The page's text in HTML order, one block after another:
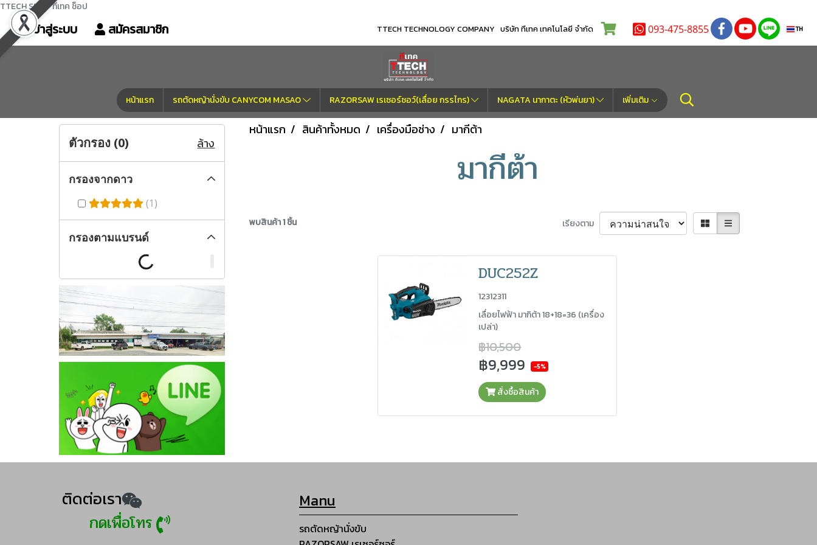
TTECH SHOP ทีเทค ช็อป
เข้าสู่ระบบ สมัครสมาชิก TTECH TECHNOLOGY COMPANY บริษัท ทีเทค เทคโนโลยี จำกัด 093-475-8855 TH
หน้าแรก รถตัดหญ้านั่งขับ CANYCOM MASAO RAZORSAW เรเซอร์ซอว์(เลื่อย กรรไกร) NAGATA นากาตะ (หัวพ่นยา) เพิ่มเติม
หน้าแรก สินค้าทั้งหมด เครื่องมือช่าง มากีต้า
มากีต้า
พบสินค้า 1 ชิ้น เรียงตาม
DUC252Z
12312311
เลื่อยไฟฟ้า มากิต้า 18+18=36 (เครื่อง
เปล่า)
฿10,500
฿9,999 -5%
สั่งซื้อสินค้า
ตัวกรอง (0) ล้าง
กรองจากดาว
(1)
กรองตามแบรนด์
ติดต่อเรา
กดเพื่อโทร
Manu
รถตัดหญ้านั่งขับ